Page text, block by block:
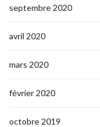
septembre 2020
avril 2020
mars 2020
février 2020
octobre 2019